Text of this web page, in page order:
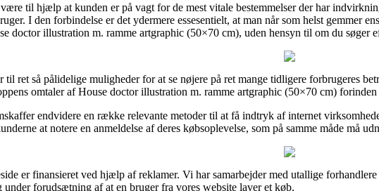
til hjælp at kunden er på vagt for de mest vitale bestemmelser der har
I den forbindelse er det ydermere essesentielt, at man når som helst gemmer
doctor illustration m. ramme artgraphic (50×70 cm), uden hensyn til om du søger
til ret så pålidelige muligheder for at se nøjere på ret mange tidligere forbrugeres
omtaler af House doctor illustration m. ramme artgraphic (50×70 cm)
endvidere en række relevante metoder til at få indtryk af internet
at notere en anmeldelse af deres købsoplevelse, som på samme måde må
er finansieret ved hjælp af reklamer. Vi har samarbejder med utallige
under forudsætning af at en bruger fra vores website laver et køb.